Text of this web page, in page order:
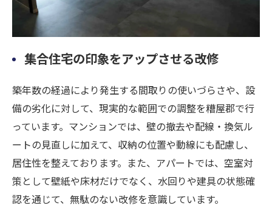
集合住宅の印象をアップさせる改修
築年数の経過により発生する間取りの使いづらさや、設
備の劣化に対して、現実的な範囲での調整を糟屋郡で行
っています。マンションでは、壁の撤去や配線・換気ル
ートの見直しに加えて、収納の位置や動線にも配慮し、
居住性を整えております。また、アパートでは、空室対
策として壁紙や床材だけでなく、水回りや建具の状態確
認を通じて、無駄のない改修を意識しています。